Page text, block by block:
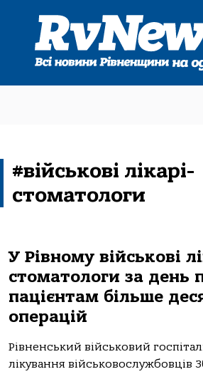
#військові лікарі-
стоматологи
У Рівному військові
стоматологи за день
пацієнтам більше
операцій
Рівненський військовий
лікування військовослужбовців